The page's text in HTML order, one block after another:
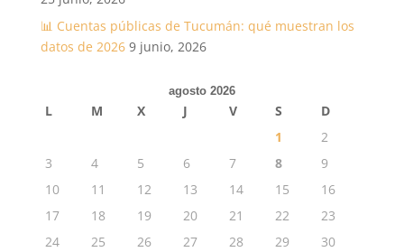
📊 Cuentas públicas de Tucumán: qué muestran los
datos de 2026 9 junio, 2026
agosto 2026
L M X J V S
D
1
2
3
4 5 6 7 8
9
10
11 12 13 14 15
16
17
18 19 20 21 22
23
24
25 26 27 28 29
30